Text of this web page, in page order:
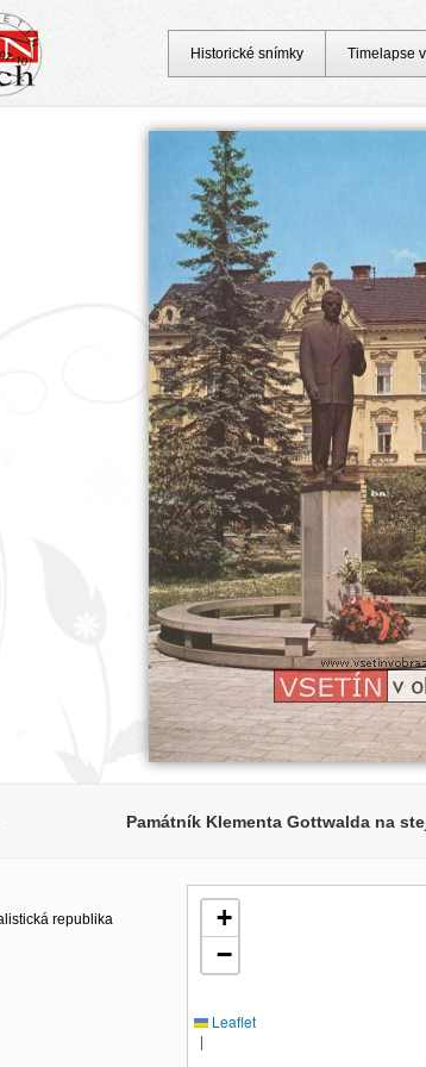
Památník Klementa Gottwalda na
republika
+
−
Leaflet
|
Historické snímky Timelapse